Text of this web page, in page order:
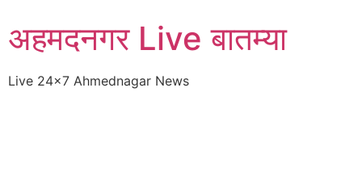
to
content
अहमदनगर Live बातम्या
Live 24×7 Ahmednagar News